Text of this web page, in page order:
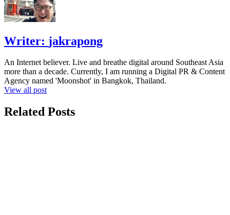
Writer: jakrapong
An Internet believer. Live and breathe digital around Southeast Asia
more than a decade. Currently, I am running a Digital PR & Content
Agency named 'Moonshot' in Bangkok, Thailand.
View all post
Related Posts